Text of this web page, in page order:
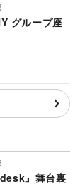
グループ座
』舞台裏